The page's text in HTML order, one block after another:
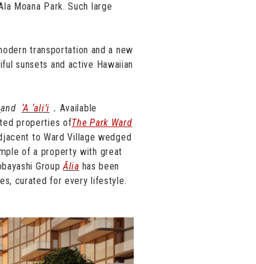
Moana Park. Such large
transportation and a new
sunsets and active Hawaiian
and ‘A ‘ali’i ．Available
properties ofThe Park Ward
to Ward Village wedged
of a property with great
GroupĀlia has been
curated for every lifestyle.